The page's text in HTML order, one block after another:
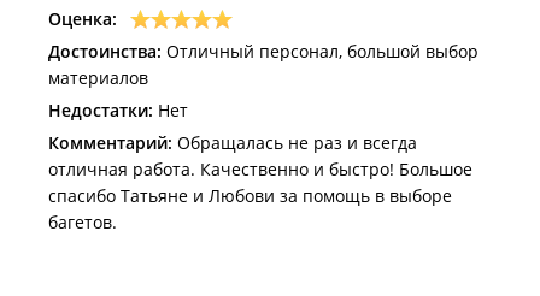
Оценка:
Достоинства: Отличный персонал, большой выбор
материалов
Недостатки: Нет
Комментарий: Обращалась не раз и всегда
отличная работа. Качественно и быстро! Большое
спасибо Татьяне и Любови за помощь в выборе
багетов.